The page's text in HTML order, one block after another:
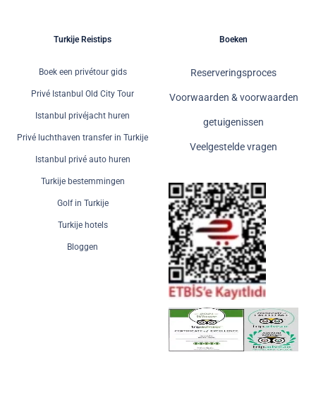
Turkije Reistips
Boek een privétour gids
Privé Istanbul Old City Tour
Istanbul privéjacht huren
Privé luchthaven transfer in Turkije
Istanbul privé auto huren
Turkije bestemmingen
Golf in Turkije
Turkije hotels
Bloggen
Boeken
Reserveringsproces
Voorwaarden & voorwaarden
getuigenissen
Veelgestelde vragen